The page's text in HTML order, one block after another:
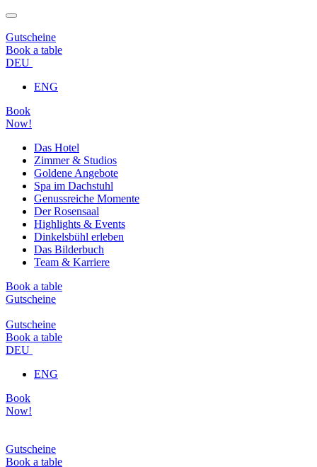
Gutscheine
Book a table
DEU
ENG
Book
Now!
Das Hotel
Zimmer & Studios
Goldene Angebote
Spa im Dachstuhl
Genussreiche Momente
Der Rosensaal
Highlights & Events
Dinkelsbühl erleben
Das Bilderbuch
Team & Karriere
Book a table
Gutscheine
Gutscheine
Book a table
DEU
ENG
Book
Now!
Gutscheine
Book a table